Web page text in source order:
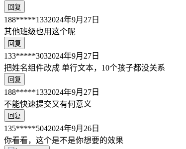
回复
188*****1332024年9月27日
其他班级也用这个呢
回复
133*****3032024年9月27日
把姓名组件改成 单行文本，10个孩子都没关系
回复
188*****1332024年9月27日
不能快速提交又有何意义
回复
135*****5042024年9月26日
你看看，这个是不是你想要的效果